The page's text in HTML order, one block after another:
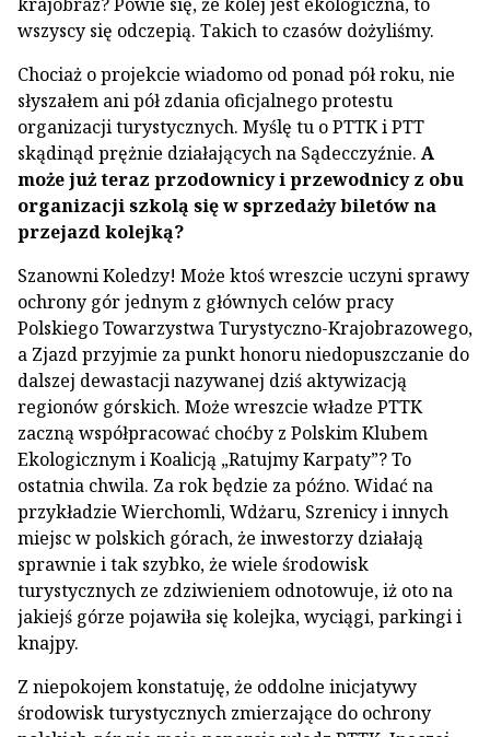
wszyscy się odczepią. Takich to czasów dożyliśmy.
Chociaż o projekcie wiadomo od ponad pół roku, nie
słyszałem ani pół zdania oficjalnego protestu
organizacji turystycznych. Myślę tu o PTTK i PTT
skądinąd prężnie działających na Sądecczyźnie. A
może już teraz przodownicy i przewodnicy z obu
organizacji szkolą się w sprzedaży biletów na
przejazd kolejką?
Szanowni Koledzy! Może ktoś wreszcie uczyni sprawy
ochrony gór jednym z głównych celów pracy
Polskiego Towarzystwa Turystyczno-Krajobrazowego,
a Zjazd przyjmie za punkt honoru niedopuszczanie do
dalszej dewastacji nazywanej dziś aktywizacją
regionów górskich. Może wreszcie władze PTTK
zaczną współpracować choćby z Polskim Klubem
Ekologicznym i Koalicją „Ratujmy Karpaty”? To
ostatnia chwila. Za rok będzie za późno. Widać na
przykładzie Wierchomli, Wdżaru, Szrenicy i innych
miejsc w polskich górach, że inwestorzy działają
sprawnie i tak szybko, że wiele środowisk
turystycznych ze zdziwieniem odnotowuje, iż oto na
jakiejś górze pojawiła się kolejka, wyciągi, parkingi i
knajpy.
Z niepokojem konstatuję, że oddolne inicjatywy
środowisk turystycznych zmierzające do ochrony